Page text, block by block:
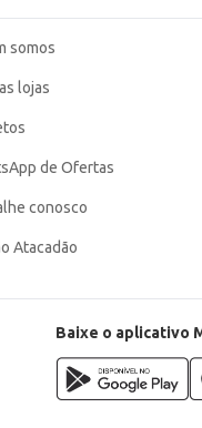
somos
lojas
de Ofertas
conosco
Atacadão
Baixe o aplicativo